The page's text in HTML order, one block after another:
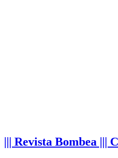
||| Revista Bombea